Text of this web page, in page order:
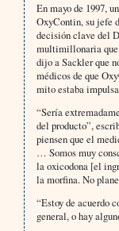
En mayo de 1997,
OxyContin, su jefe
decisión clave del
multimillonaria que
dijo a Sackler que
médicos de que
mito estaba
“Sería
del producto”,
piensen que el
… Somos muy
la oxicodona [el
la morfina. No
“Estoy de acuerdo
general, o hay